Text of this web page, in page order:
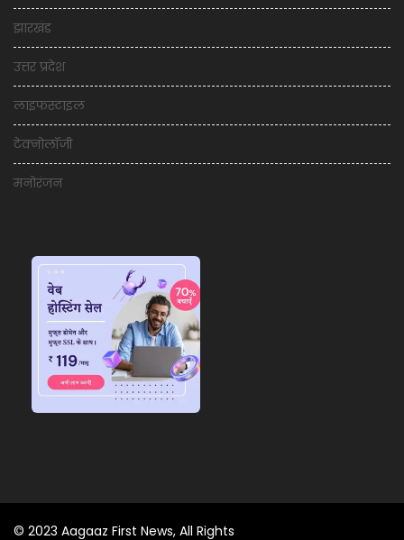
झारखंड
उत्तर प्रदेश
लाइफस्टाइल
टेक्नोलॉजी
मनोरंजन
© 2023 Aagaaz First News, All Rights